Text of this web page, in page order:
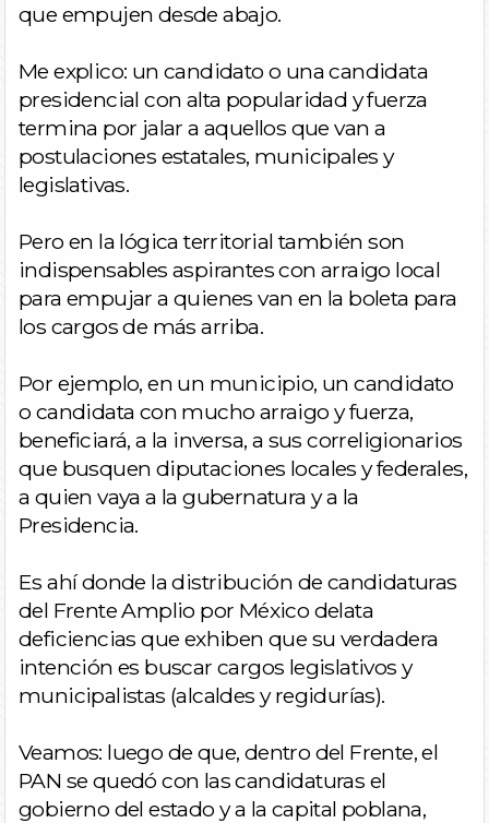
que empujen desde abajo.
Me explico: un candidato o una candidata
presidencial con alta popularidad y fuerza
termina por jalar a aquellos que van a
postulaciones estatales, municipales y
legislativas.
Pero en la lógica territorial también son
indispensables aspirantes con arraigo local
para empujar a quienes van en la boleta para
los cargos de más arriba.
Por ejemplo, en un municipio, un candidato
o candidata con mucho arraigo y fuerza,
beneficiará, a la inversa, a sus correligionarios
que busquen diputaciones locales y federales,
a quien vaya a la gubernatura y a la
Presidencia.
Es ahí donde la distribución de candidaturas
del Frente Amplio por México delata
deficiencias que exhiben que su verdadera
intención es buscar cargos legislativos y
municipalistas (alcaldes y regidurías).
Veamos: luego de que, dentro del Frente, el
PAN se quedó con las candidaturas el
gobierno del estado y a la capital poblana,